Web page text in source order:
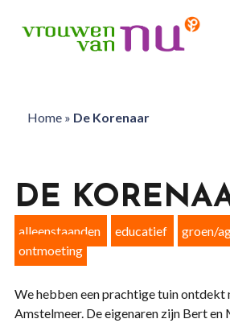
Home» De Korenaar
DE
alleenstaanden educatief groen/
ontmoeting
We hebben een prachtige tuin
Amstelmeer. De eigenaren zijn Bert en